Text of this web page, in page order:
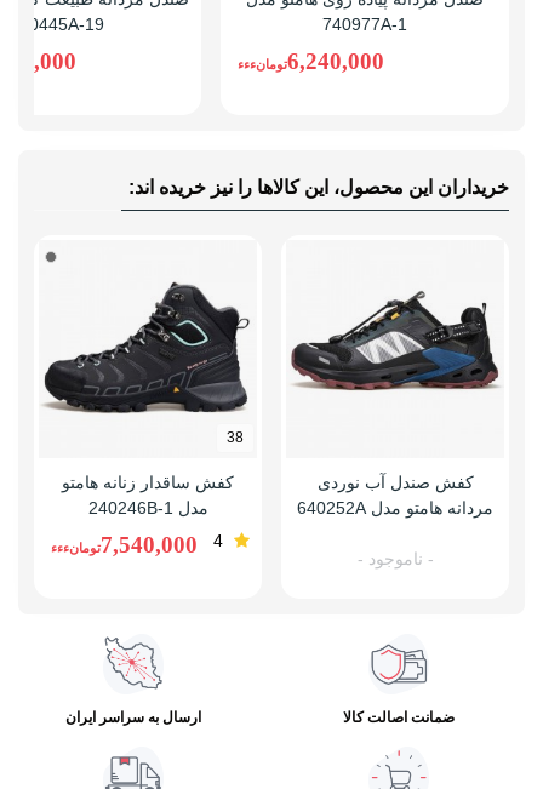
740977A-1
6,240,000تومانءءء
710445A-19
خریداران این محصول، این کالاها را نیز خریده اند:
کفش صندل آب نوردی
مردانه هامتو مدل 640252A
- ناموجود -
38
کفش ساقدار زنانه هامتو
مدل 240246B-1
4
7,540,000تومانءءء
ضمانت اصالت کالا ارسال به سراسر ایران